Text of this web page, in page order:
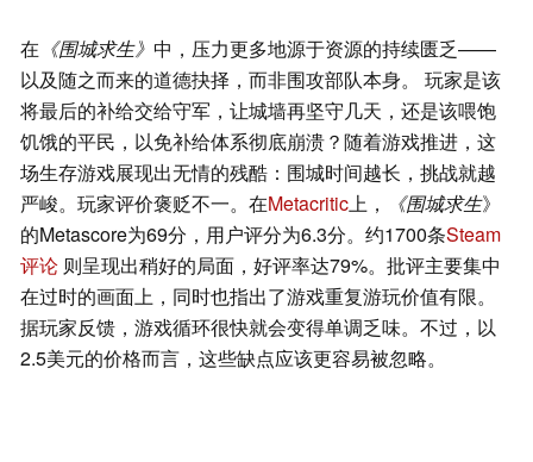
在 《围城求生》 中，压力更多地源于资源的持续匮乏——
以及随之而来的道德抉择，而非围攻部队本身。 玩家是该
将最后的补给交给守军，让城墙再坚守几天，还是该喂饱
饥饿的平民，以免补给体系彻底崩溃？随着游戏推进，这
场生存游戏展现出无情的残酷：围城时间越长，挑战就越
严峻。玩家评价褒贬不一。在Metacritic上， 《围城求生》
的Metascore为69分，用户评分为6.3分。约1700条Steam
评论 则呈现出稍好的局面，好评率达79%。批评主要集中
在过时的画面上，同时也指出了游戏重复游玩价值有限。
据玩家反馈，游戏循环很快就会变得单调乏味。不过，以
2.5美元的价格而言，这些缺点应该更容易被忽略。